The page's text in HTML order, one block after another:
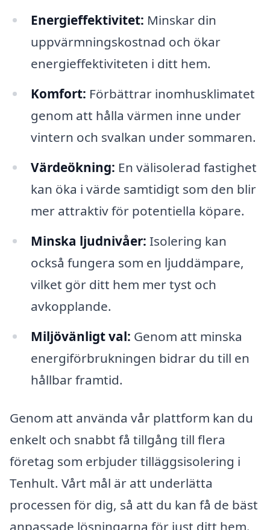
Energieffektivitet: Minskar din
uppvärmningskostnad och ökar
energieffektiviteten i ditt hem.
Komfort: Förbättrar inomhusklimatet
genom att hålla värmen inne under
vintern och svalkan under sommaren.
Värdeökning: En välisolerad fastighet
kan öka i värde samtidigt som den blir
mer attraktiv för potentiella köpare.
Minska ljudnivåer: Isolering kan
också fungera som en ljuddämpare,
vilket gör ditt hem mer tyst och
avkopplande.
Miljövänligt val: Genom att minska
energiförbrukningen bidrar du till en
hållbar framtid.
Genom att använda vår plattform kan du
enkelt och snabbt få tillgång till flera
företag som erbjuder tilläggsisolering i
Tenhult. Vårt mål är att underlätta
processen för dig, så att du kan få de bäst
anpassade lösningarna för just ditt hem.